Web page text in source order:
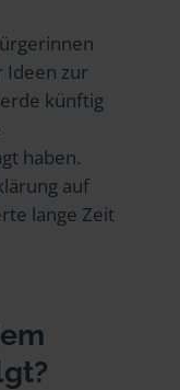
Ideen zur
künftig
haben.
auf
lange Zeit